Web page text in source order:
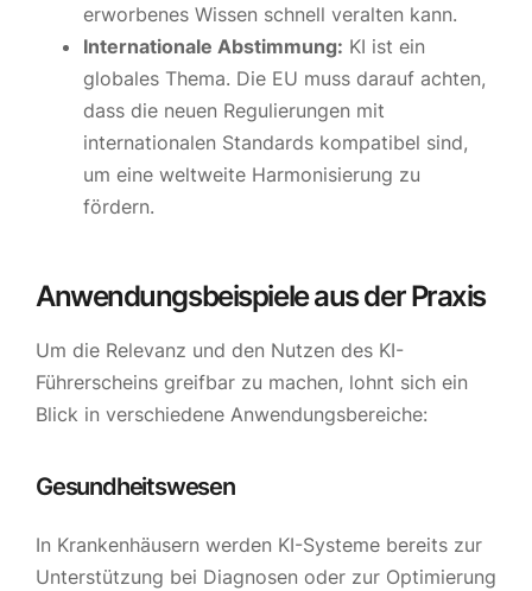
erworbenes Wissen schnell veralten kann.
Internationale Abstimmung: KI ist ein
globales Thema. Die EU muss darauf achten,
dass die neuen Regulierungen mit
internationalen Standards kompatibel sind,
um eine weltweite Harmonisierung zu
fördern.
Anwendungsbeispiele aus der Praxis
Um die Relevanz und den Nutzen des KI-
Führerscheins greifbar zu machen, lohnt sich ein
Blick in verschiedene Anwendungsbereiche:
Gesundheitswesen
In Krankenhäusern werden KI-Systeme bereits zur
Unterstützung bei Diagnosen oder zur Optimierung